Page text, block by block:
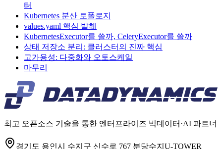
터
Kubernetes 분산 토폴로지
values.yaml 핵심 발췌
KubernetesExecutor를 쓸까, CeleryExecutor를 쓸까
상태 저장소 분리: 클러스터의 진짜 핵심
고가용성: 다중화와 오토스케일
마무리
최고 오픈소스 기술을 통한 엔터프라이즈 빅데이터·AI 파트너
경기도 용인시 수지구 신수로 767 분당수지U-TOWER